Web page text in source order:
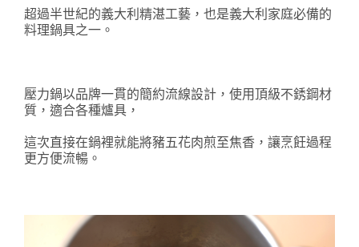
超過半世紀的義大利精湛工藝，也是義大利家庭必備的
料理鍋具之一。
壓力鍋以品牌一貫的簡約流線設計，使用頂級不銹鋼材
質，適合各種爐具，
這次直接在鍋裡就能將豬五花肉煎至焦香，讓烹飪過程
更方便流暢。